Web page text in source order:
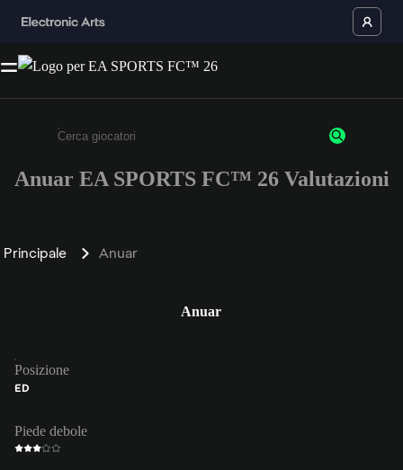
Inserisci un minimo di 3 caratteri o numeri.
Anuar EA SPORTS FC™ 26 Valutazioni
Principale Anuar
Anuar
Posizione
ED
Piede debole